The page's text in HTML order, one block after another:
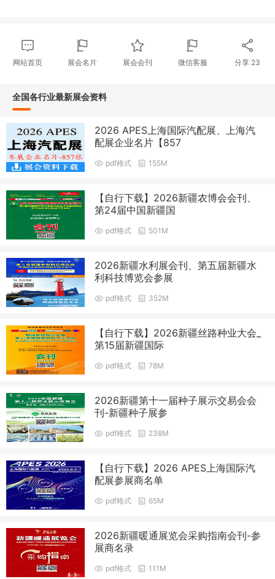
网站首页 展会名片 展会会刊 微信客服 分享 23
全国各行业最新展会资料
2026 APES上海国际汽配展、上海汽
配展企业名片【857
pdf格式 155M
【自行下载】2026新疆农博会会刊、
第24届中国新疆国
pdf格式 501M
2026新疆水利展会刊、第五届新疆水
利科技博览会参展
pdf格式 352M
【自行下载】2026新疆丝路种业大会_
第15届新疆国际
pdf格式 78M
2026新疆第十一届种子展示交易会会
刊-新疆种子展参
pdf格式 238M
【自行下载】2026 APES上海国际汽
配展参展商名单
pdf格式 65M
2026新疆暖通展览会采购指南会刊-参
展商名录
pdf格式 111M